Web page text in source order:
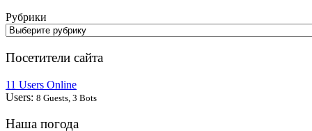
Рубрики
Посетители сайта
11 Users Online
Users: 8 Guests, 3 Bots
Наша погода